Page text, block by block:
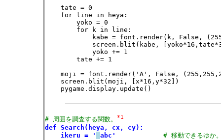
    tate = 0
    for line in heya:
        yoko = 0
        for k in line:
kabe = font.render(k, False,
screen.blit(kabe,
            yoko += 1
        tate += 1
moji = font.render('A', False,
    screen.blit(moji, [x*16,y*32])
    pygame.display.update()
# 周囲を調査する関数。 *1
def Search(heya, cx, cy):
ikeru = '
abc'
# 移動できるゆか